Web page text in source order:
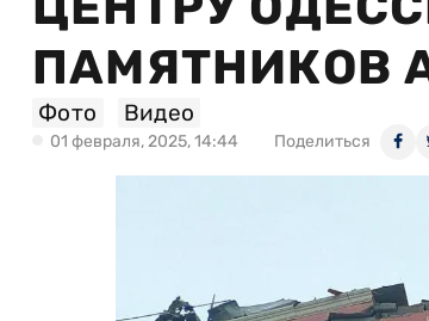
ПАМЯТНИКОВ
Фото Видео
01 февраля, 2025, 14:44 Поделиться